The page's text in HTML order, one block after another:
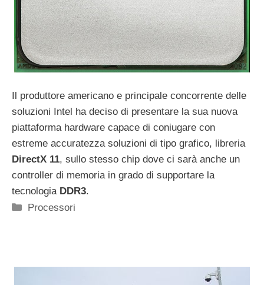
Il produttore americano e principale concorrente delle
soluzioni Intel ha deciso di presentare la sua nuova
piattaforma hardware capace di coniugare con
estreme accuratezza soluzioni di tipo grafico, libreria
DirectX 11, sullo stesso chip dove ci sarà anche un
controller di memoria in grado di supportare la
tecnologia DDR3.
Categorie
Processori